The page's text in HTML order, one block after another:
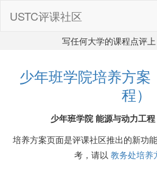
USTC评课社区
写任何大学的课程点评上
少年班学院培养方
程）
少年班学院 能源与动力工
培养方案页面是评课社区推出的新功
考，请以 教务处培养